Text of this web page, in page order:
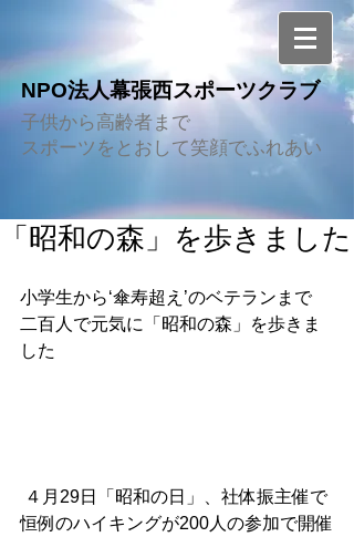
NPO法人幕張西スポーツクラブ
子供から高齢者まで
スポーツをとおして笑顔でふれあい
「昭和の森」を歩きました
小学生から‘傘寿超え’のベテランまで
二百人で元気に「昭和の森」を歩きま
した
恒例のハイキングが200人の参加で開催